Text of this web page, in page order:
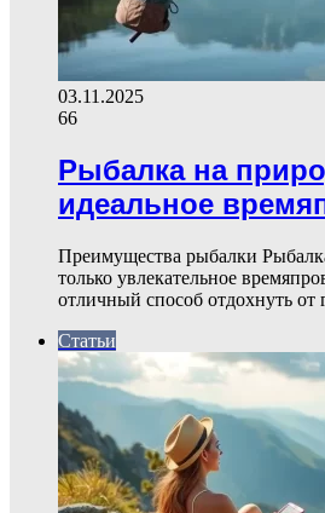
03.11.2025
66
Рыбалка на
идеальное
Преимущества рыбалки
только увлекательное
отличный способ отдохнуть
Статьи